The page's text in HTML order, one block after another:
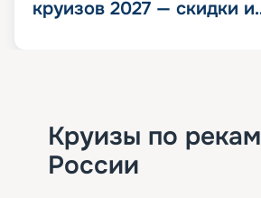
круизов 2027 — скидки и
Круизы по рекам
России